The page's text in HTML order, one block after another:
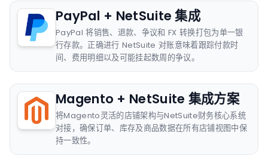
PayPal + NetSuite 集成
PayPal 将销售、退款、争议和 FX 转换打包为单一银
行存款。正确进行 NetSuite 对账意味着跟踪付款时
间、费用明细以及可能挂起数周的争议。
Magento + NetSuite 集成方案
将Magento灵活的店铺架构与NetSuite财务核心系统
对接，确保订单、库存及商品数据在所有店铺视图中保
持一致性。